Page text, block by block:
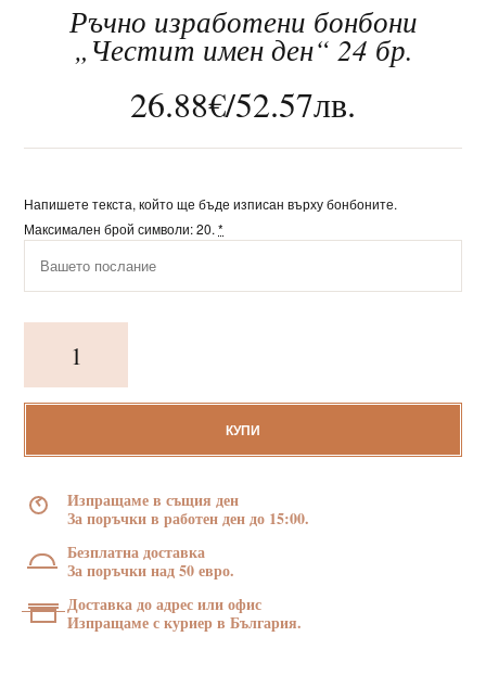
Клиентско обслужване
Корпоративни подаръци
Ръчно изработени бонбони
„Честит имен ден“ 24 бр.
26.88€/52.57лв.
Напишете текста, който ще бъде изписан върху бонбоните.
Максимален брой символи: 20. *
Ръчно
изработени
"Честит
ден"
бр.
КУПИ
Изпращаме в същия ден
За поръчки в работен ден до 15:00.
Безплатна доставка
За поръчки над 50 евро.
Доставка до адрес или офис
Изпращаме с куриер в България.